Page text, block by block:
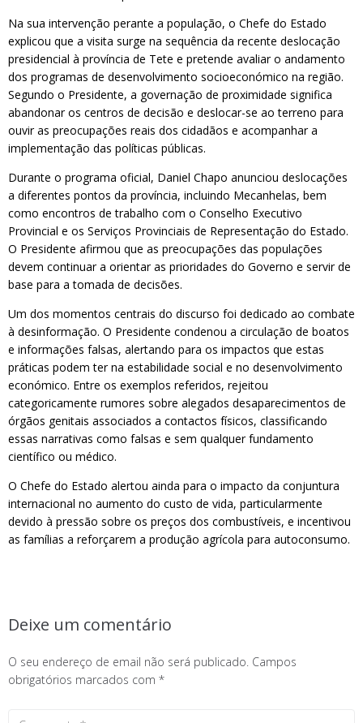
Na sua intervenção perante a população, o Chefe do Estado
explicou que a visita surge na sequência da recente deslocação
presidencial à província de Tete e pretende avaliar o andamento
dos programas de desenvolvimento socioeconómico na região.
Segundo o Presidente, a governação de proximidade significa
abandonar os centros de decisão e deslocar-se ao terreno para
ouvir as preocupações reais dos cidadãos e acompanhar a
implementação das políticas públicas.
Durante o programa oficial, Daniel Chapo anunciou deslocações
a diferentes pontos da província, incluindo Mecanhelas, bem
como encontros de trabalho com o Conselho Executivo
Provincial e os Serviços Provinciais de Representação do Estado.
O Presidente afirmou que as preocupações das populações
devem continuar a orientar as prioridades do Governo e servir de
base para a tomada de decisões.
Um dos momentos centrais do discurso foi dedicado ao combate
à desinformação. O Presidente condenou a circulação de boatos
e informações falsas, alertando para os impactos que estas
práticas podem ter na estabilidade social e no desenvolvimento
económico. Entre os exemplos referidos, rejeitou
categoricamente rumores sobre alegados desaparecimentos de
órgãos genitais associados a contactos físicos, classificando
essas narrativas como falsas e sem qualquer fundamento
científico ou médico.
O Chefe do Estado alertou ainda para o impacto da conjuntura
internacional no aumento do custo de vida, particularmente
devido à pressão sobre os preços dos combustíveis, e incentivou
as famílias a reforçarem a produção agrícola para autoconsumo.
Deixe um comentário
O seu endereço de email não será publicado. Campos
obrigatórios marcados com *